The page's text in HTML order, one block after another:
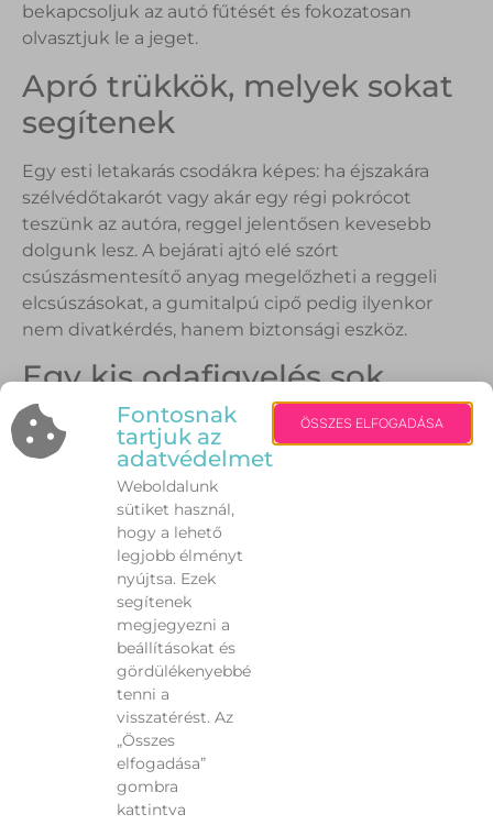
bekapcsoljuk az autó fűtését és fokozatosan
olvasztjuk le a jeget.
Apró trükkök, melyek sokat
segítenek
Egy esti letakarás csodákra képes: ha éjszakára
szélvédőtakarót vagy akár egy régi pokrócot
teszünk az autóra, reggel jelentősen kevesebb
dolgunk lesz. A bejárati ajtó elé szórt
csúszásmentesítő anyag megelőzheti a reggeli
elcsúszásokat, a gumitalpú cipő pedig ilyenkor
nem divatkérdés, hanem biztonsági eszköz.
Egy kis odafigyelés sok
kellemetlenségtől megóv
A friss hó Székesfehérváron egyszerre szép és
bosszantó, de megfelelő módszerekkel gyorsan és
biztonságosan eltüntethető. A legfontosabb, hogy
ne kapkodjunk, ne válasszunk veszélyes
„gyorsmegoldásokat” és gondoljunk nemcsak
magunkra, hanem a járókelőkre és a közlekedés
többi résztvevőjére is. Egy kis odafigyeléssel a
havas reggelek is sokkal könnyebben indulhatnak.
Fontosnak
tartjuk az
adatvédelmet
Weboldalunk
sütiket használ,
hogy a lehető
legjobb élményt
nyújtsa. Ezek
segítenek
megjegyezni a
beállításokat és
gördülékenyebbé
tenni a
visszatérést. Az
„Összes
elfogadása”
gombra
kattintva
ÖSSZES ELFOGADÁSA